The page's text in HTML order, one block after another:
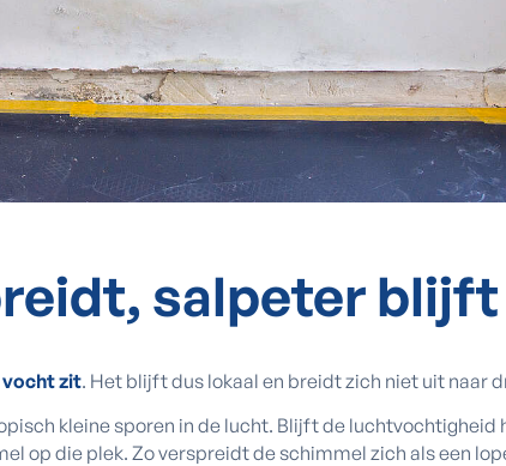
salpeter blijft
vocht zit. Het blijft dus lokaal en breidt zich niet uit naar
kleine sporen in de lucht. Blijft de luchtvochtigheid
op die plek. Zo verspreidt de schimmel zich als een